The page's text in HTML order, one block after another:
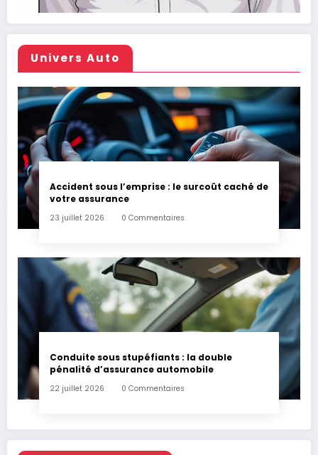
Univers Auto
Accident sous l’emprise : le surcoût caché de
votre assurance
23 juillet 2026 0 Commentaires
Conduite sous stupéfiants : la double
pénalité d’assurance automobile
22 juillet 2026 0 Commentaires